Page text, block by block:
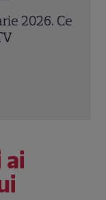
Ce filme și
și